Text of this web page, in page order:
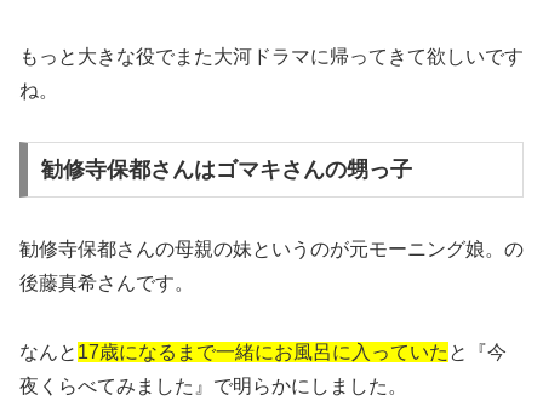
もっと大きな役でまた大河ドラマに帰ってきて欲しいです
ね。
勧修寺保都さんはゴマキさんの甥っ子
勧修寺保都さんの母親の妹というのが元モーニング娘。の
後藤真希さんです。
なんと 17歳になるまで一緒にお風呂に入っていた と『今
夜くらべてみました』で明らかにしました。